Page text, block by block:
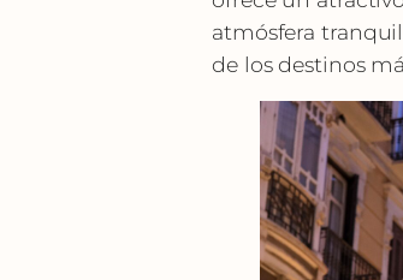
atmósfera
de los destinos